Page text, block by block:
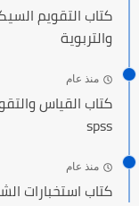
كتاب التقويم
والتربوية
منذ عام
كتاب القياس
spss
منذ عام
كتاب استخبارات